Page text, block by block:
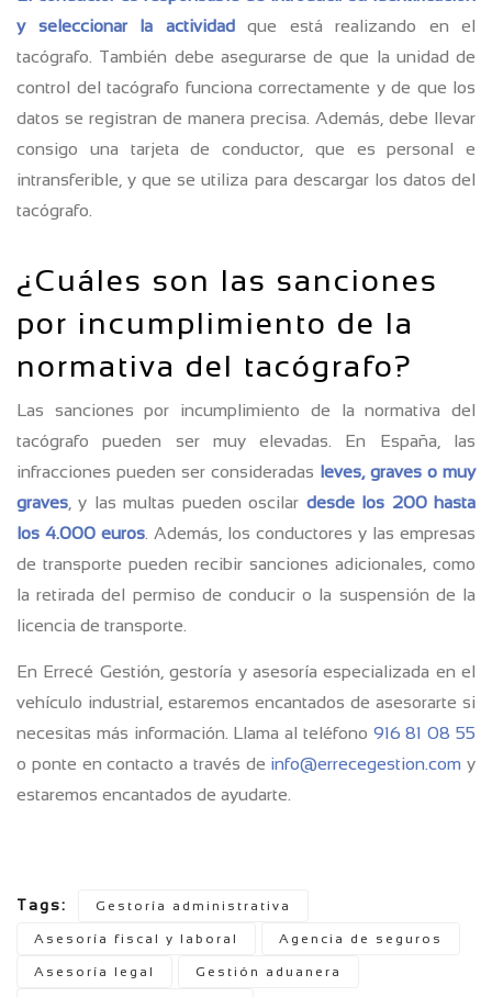
y seleccionar la actividadque está realizando en el
tacógrafo. También debe asegurarse de que la unidad de
control del tacógrafo funciona correctamente y de que los
datos se registran de manera precisa. Además, debe llevar
consigo una tarjeta de conductor, que es personal e
intransferible, y que se utiliza para descargar los datos del
tacógrafo.
¿Cuáles son las sanciones
por incumplimiento de la
normativa del tacógrafo?
Las sanciones por incumplimiento de la normativa del
tacógrafo pueden ser muy elevadas. En España, las
infracciones pueden ser consideradas leves, graves o muy
graves , y las multas pueden oscilar desde los 200 hasta
los 4.000 euros . Además, los conductores y las empresas
de transporte pueden recibir sanciones adicionales, como
la retirada del permiso de conducir o la suspensión de la
licencia de transporte.
En Errecé Gestión, gestoría y asesoría especializada en el
vehículo industrial, estaremos encantados de asesorarte si
necesitas más información. Llama al teléfono 916 81 08 55
o ponte en contacto a través de info@errecegestion.com y
estaremos encantados de ayudarte.
Tags: Gestoría administrativa
Asesoría fiscal y laboral Agencia de seguros
Asesoría legal Gestión aduanera